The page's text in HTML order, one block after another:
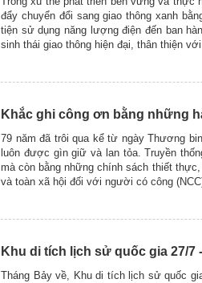
đẩy chuyển đổi sang giao thông xanh
tiện sử dụng năng lượng điện đến ban
sinh thái giao thông hiện đại, thân thiện
Khắc ghi công ơn bằng những
79 năm đã trôi qua kể từ ngày Thương
luôn được gìn giữ và lan tỏa. Truyền
mà còn bằng những chính sách thiết
và toàn xã hội đối với người có công
Khu di tích lịch sử quốc gia 27/
Tháng Bảy về, Khu di tích lịch sử quốc